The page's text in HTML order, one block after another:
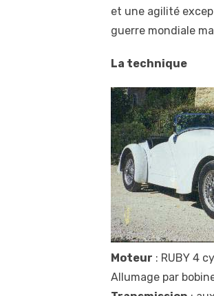
et une agilité
guerre mondiale
La technique
Moteur : RUBY 4
Allumage par